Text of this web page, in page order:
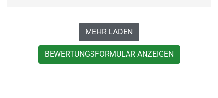
MEHR LADEN
BEWERTUNGSFORMULAR ANZEIGEN